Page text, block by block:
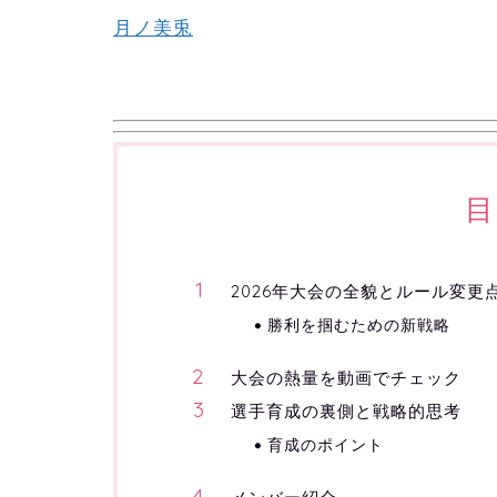
月ノ美兎
2026年大会の全貌とルール変更
勝利を掴むための新戦略
大会の熱量を動画でチェック
選手育成の裏側と戦略的思考
育成のポイント